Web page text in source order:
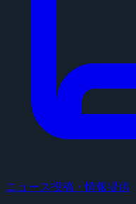
ニュース投稿・情報提供